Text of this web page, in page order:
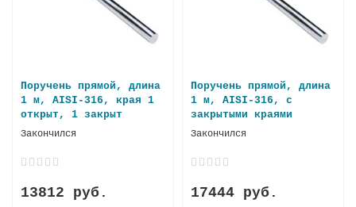
Поручень прямой, длина
1 м, AISI-316, края 1
открыт, 1 закрыт
Закончился
13812 руб.
Поручень прямой, длина
1 м, AISI-316, с
закрытыми краями
Закончился
17444 руб.